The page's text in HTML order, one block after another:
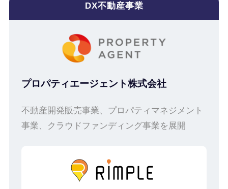
DX不動産事業
プロパティエージェント株式会社
不動産開発販売事業、プロパティマネジメント
事業、クラウドファンディング事業を展開